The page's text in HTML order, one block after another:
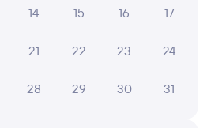
1. Будьте внимательны, график
На сайте tutu.ru вы можете
покупке билетов РЖД
14 15 16 17
21 22 23 24
28 29 30 31